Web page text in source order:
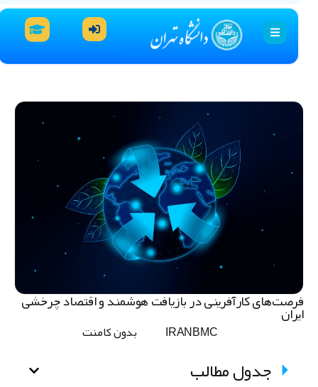
کارآفرینی در بازیافت هوشمند و اقتصاد چرخشی
IRANBMC بدون کامنت
جدول مطالب